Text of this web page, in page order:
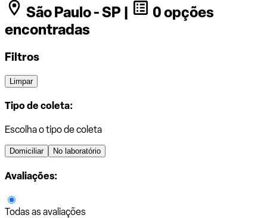
São Paulo - SP |
0 opções
encontradas
Filtros
Limpar
Tipo de coleta:
Escolha o tipo de coleta
Domiciliar No laboratório
Avaliações:
Todas as avaliações